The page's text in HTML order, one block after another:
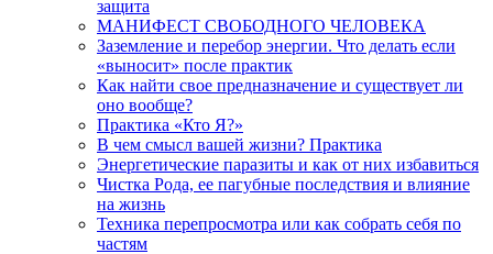
защита
МАНИФЕСТ СВОБОДНОГО ЧЕЛОВЕКА
Заземление и перебор энергии. Что делать если
«выносит» после практик
Как найти свое предназначение и существует ли
оно вообще?
Практика «Кто Я?»
В чем смысл вашей жизни? Практика
Энергетические паразиты и как от них избавиться
Чистка Рода, ее пагубные последствия и влияние
на жизнь
Техника перепросмотра или как собрать себя по
частям